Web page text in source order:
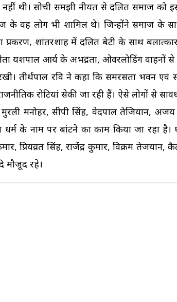
थी। सोची समझी नीयत से दलित समाज को
के वह लोग भी शामिल थे। जिन्होंने समाज के
शांतरशाह में दलित बेटी के साथ
यशपाल आर्य के अभद्रता, ओवरलोडिंग वाहनों से
तीर्थपाल रवि ने कहा कि समरसता भवन एवं
रोटियां सेकी जा रही हैं। ऐसे लोगों से
मुरली मनोहर, सीपी सिंह, वेदपाल तेजियान, अजय
के नाम पर बांटने का काम किया जा रहा है।
प्रियव्रत सिंह, राजेंद्र कुमार, विक्रम तेजयान,
मौजूद रहे।